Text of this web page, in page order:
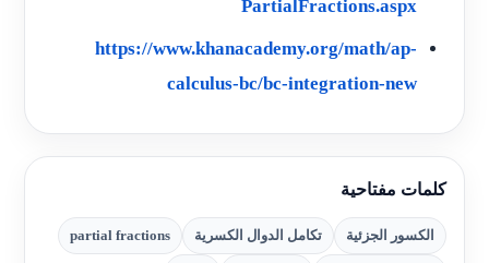
PartialFractions.aspx
https://www.khanacademy.org/math/ap-
calculus-bc/bc-integration-new
كلمات مفتاحية
الكسور الجزئية تكامل الدوال الكسرية partial fractions